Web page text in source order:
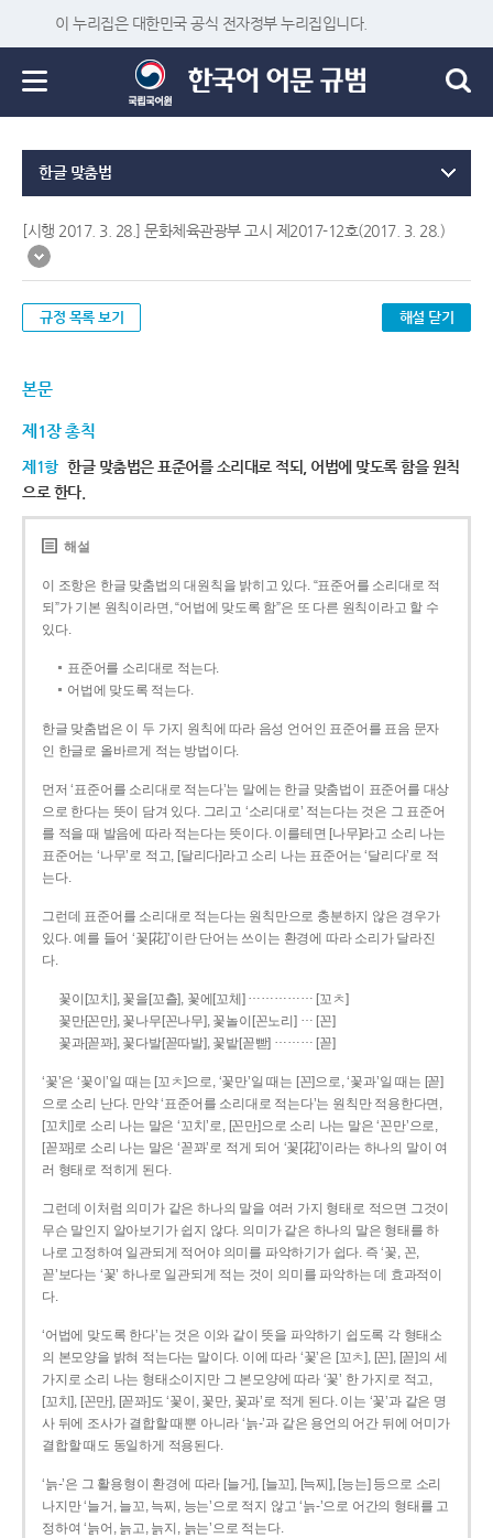
이 누리집은 대한민국 공식 전자정부 누리집입니다.
한글 맞춤법
[시행 2017. 3. 28.] 문화체육관광부 고시 제2017-12호(2017. 3. 28.)
규정 목록 보기 해설 닫기
본문
제1장 총칙
제1항 한글 맞춤법은 표준어를 소리대로 적되, 어법에 맞도록 함을 원칙
으로 한다.
해설
이 조항은 한글 맞춤법의 대원칙을 밝히고 있다. “표준어를 소리대로 적
되”가 기본 원칙이라면, “어법에 맞도록 함”은 또 다른 원칙이라고 할 수
있다.
표준어를 소리대로 적는다.
어법에 맞도록 적는다.
한글 맞춤법은 이 두 가지 원칙에 따라 음성 언어인 표준어를 표음 문자
인 한글로 올바르게 적는 방법이다.
먼저 ‘표준어를 소리대로 적는다’는 말에는 한글 맞춤법이 표준어를 대상
으로 한다는 뜻이 담겨 있다. 그리고 ‘소리대로’ 적는다는 것은 그 표준어
를 적을 때 발음에 따라 적는다는 뜻이다. 이를테면 [나무]라고 소리 나는
표준어는 ‘나무’로 적고, [달리다]라고 소리 나는 표준어는 ‘달리다’로 적
는다.
그런데 표준어를 소리대로 적는다는 원칙만으로 충분하지 않은 경우가
있다. 예를 들어 ‘꽃[花]’이란 단어는 쓰이는 환경에 따라 소리가 달라진
다.
꽃이[꼬치], 꽃을[꼬츨], 꽃에[꼬체] …………… [꼬ㅊ]
꽃만[꼰만], 꽃나무[꼰나무], 꽃놀이[꼰노리] … [꼰]
꽃과[꼳꽈], 꽃다발[꼳따발], 꽃밭[꼳빧] ……… [꼳]
‘꽃’은 ‘꽃이’일 때는 [꼬ㅊ]으로, ‘꽃만’일 때는 [꼰]으로, ‘꽃과’일 때는 [꼳]
으로 소리 난다. 만약 ‘표준어를 소리대로 적는다’는 원칙만 적용한다면,
[꼬치]로 소리 나는 말은 ‘꼬치’로, [꼰만]으로 소리 나는 말은 ‘꼰만’으로,
[꼳꽈]로 소리 나는 말은 ‘꼳꽈’로 적게 되어 ‘꽃[花]’이라는 하나의 말이 여
러 형태로 적히게 된다.
그런데 이처럼 의미가 같은 하나의 말을 여러 가지 형태로 적으면 그것이
무슨 말인지 알아보기가 쉽지 않다. 의미가 같은 하나의 말은 형태를 하
나로 고정하여 일관되게 적어야 의미를 파악하기가 쉽다. 즉 ‘꽃, 꼰,
꼳’보다는 ‘꽃’ 하나로 일관되게 적는 것이 의미를 파악하는 데 효과적이
다.
‘어법에 맞도록 한다’는 것은 이와 같이 뜻을 파악하기 쉽도록 각 형태소
의 본모양을 밝혀 적는다는 말이다. 이에 따라 ‘꽃’은 [꼬ㅊ], [꼰], [꼳]의 세
가지로 소리 나는 형태소이지만 그 본모양에 따라 ‘꽃’ 한 가지로 적고,
[꼬치], [꼰만], [꼳꽈]도 ‘꽃이, 꽃만, 꽃과’로 적게 된다. 이는 ‘꽃’과 같은 명
사 뒤에 조사가 결합할 때뿐 아니라 ‘늙-’과 같은 용언의 어간 뒤에 어미가
결합할 때도 동일하게 적용된다.
‘늙-’은 그 활용형이 환경에 따라 [늘거], [늘꼬], [늑찌], [능는] 등으로 소리
나지만 ‘늘거, 늘꼬, 늑찌, 능는’으로 적지 않고 ‘늙-’으로 어간의 형태를 고
정하여 ‘늙어, 늙고, 늙지, 늙는’으로 적는다.